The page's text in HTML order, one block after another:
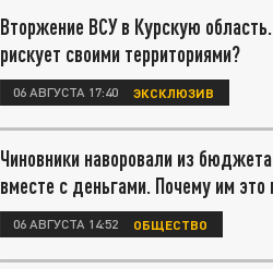
Вторжение ВСУ в Курскую
рискует своими территориями?
06 АВГУСТА 17:40 ЭКСКЛЮЗИВ
Чиновники наворовали из
вместе с деньгами. Почему им это
06 АВГУСТА 14:52 ОБЩЕСТВО